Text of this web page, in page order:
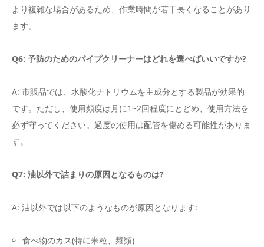
より複雑な場合があるため、作業時間が若干長くなることがあり
ます。
Q6: 予防のためのパイプクリーナーはどれを選べばいいですか?
A: 市販品では、水酸化ナトリウムを主成分とする製品が効果的
です。ただし、使用頻度は月に1~2回程度にとどめ、使用方法を
必ず守ってください。過度の使用は配管を傷める可能性がありま
す。
Q7: 油以外で詰まりの原因となるものは?
A: 油以外では以下のようなものが原因となります:
食べ物のカス(特に米粒、麺類)